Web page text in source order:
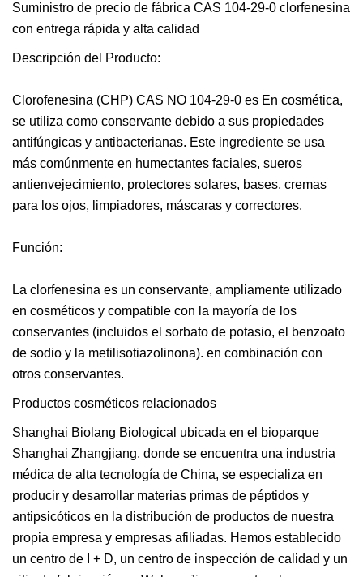
Suministro de precio de fábrica CAS 104-29-0 clorfenesina
con entrega rápida y alta calidad
Descripción del Producto:
Clorofenesina (CHP) CAS NO 104-29-0 es En cosmética,
se utiliza como conservante debido a sus propiedades
antifúngicas y antibacterianas. Este ingrediente se usa
más comúnmente en humectantes faciales, sueros
antienvejecimiento, protectores solares, bases, cremas
para los ojos, limpiadores, máscaras y correctores.
Función:
La clorfenesina es un conservante, ampliamente utilizado
en cosméticos y compatible con la mayoría de los
conservantes (incluidos el sorbato de potasio, el benzoato
de sodio y la metilisotiazolinona). en combinación con
otros conservantes.
Productos cosméticos relacionados
Shanghai Biolang Biological ubicada en el bioparque
Shanghai Zhangjiang, donde se encuentra una industria
médica de alta tecnología de China, se especializa en
producir y desarrollar materias primas de péptidos y
antipsicóticos en la distribución de productos de nuestra
propia empresa y empresas afiliadas. Hemos establecido
un centro de I + D, un centro de inspección de calidad y un